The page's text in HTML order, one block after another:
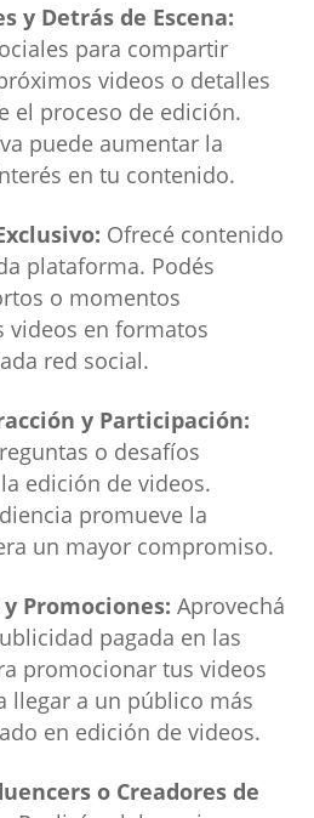
y Detrás de Escena:
para compartir
videos o detalles
el proceso de edición.
puede aumentar la
en tu contenido.
Ofrecé contenido
plataforma. Podés
o momentos
videos en formatos
red social.
y Participación:
o desafíos
edición de videos.
promueve la
un mayor compromiso.
Promociones: Aprovechá
pagada en las
promocionar tus videos
llegar a un público más
en edición de videos.
o Creadores de